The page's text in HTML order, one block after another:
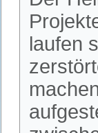
laufen